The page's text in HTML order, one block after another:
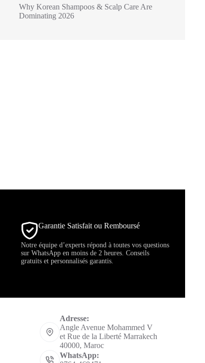
Why Korean Shampoos & Scalp Care Are
Dominating 2026
Garantie Satisfait ou Remboursé
Notre équipe d’experts répond à toutes vos questions
sur WhatsApp en moins de 2 heures. Conseils
gratuits et personnalisés garantis.
Adresse:
Angle Avenue Mohammed V
et Rue de la Liberté Marrakech
40000, Maroc
WhatsApp: